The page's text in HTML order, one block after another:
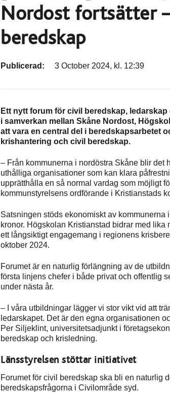
Nordost fortsätter
beredskap
Publicerad: 3 October 2024, kl. 12:39
Ett nytt forum för civil beredskap,
i samverkan mellan Skåne Nordost,
att vara en central del i beredskapsarbetet
krishantering och civil beredskap.
– Från kommunerna i nordöstra Skåne blir det
uthålliga organisationer som kan klara
upprätthålla en så normal vardag som möjligt
kommunstyrelsens ordförande i Kristianstads
Satsningen stöds ekonomiskt av
kronor. Högskolan Kristianstad bidrar med
ett långsiktigt engagemang i regionens
oktober 2024.
Forumet är en naturlig förlängning av de
första linjens chefer i både privat och offentlig
under nästa år.
– I våra utbildningar lägger vi stor vikt vid att
ledarskapet. Det är den egna organisationen
Per Siljeklint, universitetsadjunkt i
beredskap och krisledning.
Länsstyrelsen stöttar initiativet
Forumet för civil beredskap ska bli en naturlig
beredskapsfrågorna i Civilområde syd.